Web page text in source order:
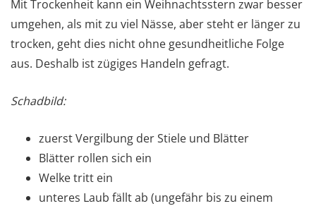
Mit Trockenheit kann ein Weihnachtsstern zwar besser
umgehen, als mit zu viel Nässe, aber steht er länger zu
trocken, geht dies nicht ohne gesundheitliche Folge
aus. Deshalb ist zügiges Handeln gefragt.
Schadbild:
zuerst Vergilbung der Stiele und Blätter
Blätter rollen sich ein
Welke tritt ein
unteres Laub fällt ab (ungefähr bis zu einem